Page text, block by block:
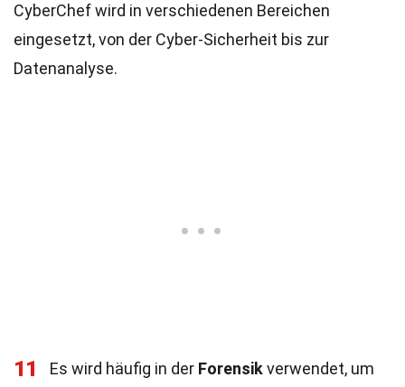
CyberChef wird in verschiedenen Bereichen
eingesetzt, von der Cyber-Sicherheit bis zur
Datenanalyse.
11 Es wird häufig in der Forensikverwendet, um